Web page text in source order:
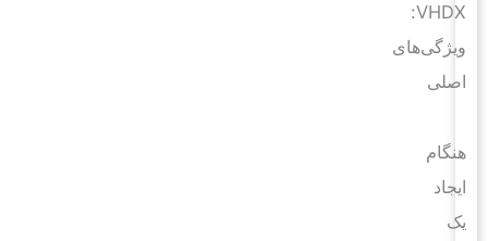
VHDX:
ویژگی‌های
اصلی
هنگام
ایجاد